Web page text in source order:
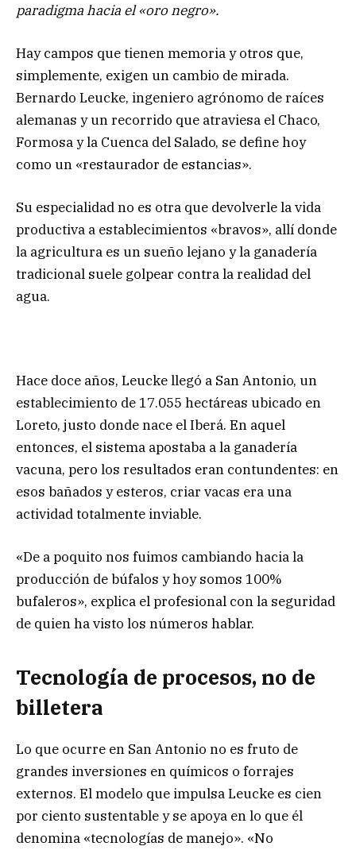
paradigma hacia el «oro negro».
Hay campos que tienen memoria y otros que,
simplemente, exigen un cambio de mirada.
Bernardo Leucke, ingeniero agrónomo de raíces
alemanas y un recorrido que atraviesa el Chaco,
Formosa y la Cuenca del Salado, se define hoy
como un «restaurador de estancias».
Su especialidad no es otra que devolverle la vida
productiva a establecimientos «bravos», allí donde
la agricultura es un sueño lejano y la ganadería
tradicional suele golpear contra la realidad del
agua.
Hace doce años, Leucke llegó a San Antonio, un
establecimiento de 17.055 hectáreas ubicado en
Loreto, justo donde nace el Iberá. En aquel
entonces, el sistema apostaba a la ganadería
vacuna, pero los resultados eran contundentes: en
esos bañados y esteros, criar vacas era una
actividad totalmente inviable.
«De a poquito nos fuimos cambiando hacia la
producción de búfalos y hoy somos 100%
bufaleros», explica el profesional con la seguridad
de quien ha visto los números hablar.
Tecnología de procesos, no de
billetera
Lo que ocurre en San Antonio no es fruto de
grandes inversiones en químicos o forrajes
externos. El modelo que impulsa Leucke es cien
por ciento sustentable y se apoya en lo que él
denomina «tecnologías de manejo». «No